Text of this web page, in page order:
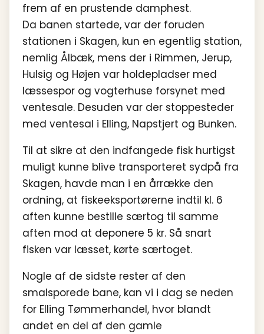
frem af en prustende damphest.
Da banen startede, var der foruden
stationen i Skagen, kun en egentlig station,
nemlig Ålbæk, mens der i Rimmen, Jerup,
Hulsig og Højen var holdepladser med
læssespor og vogterhuse forsynet med
ventesale. Desuden var der stoppesteder
med ventesal i Elling, Napstjert og Bunken.
Til at sikre at den indfangede fisk hurtigst
muligt kunne blive transporteret sydpå fra
Skagen, havde man i en årrække den
ordning, at fiskeeksportørerne indtil kl. 6
aften kunne bestille særtog til samme
aften mod at deponere 5 kr. Så snart
fisken var læsset, kørte særtoget.
Nogle af de sidste rester af den
smalsporede bane, kan vi i dag se neden
for Elling Tømmerhandel, hvor blandt
andet en del af den gamle